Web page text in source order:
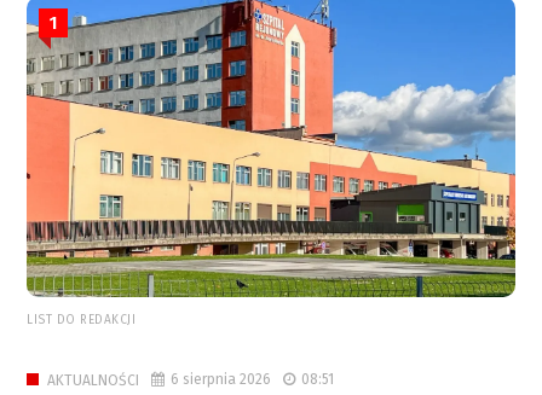
1
LIST DO REDAKCJI
AKTUALNOŚCI 6 sierpnia 2026 08:51